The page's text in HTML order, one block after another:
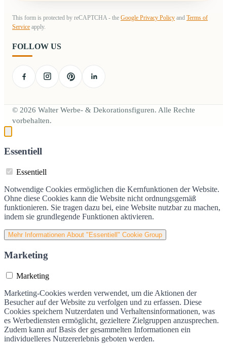
This form is protected by reCAPTCHA - the Google Privacy Policy and Terms of
Service apply.
FOLLOW US
© 2026 Walter Werbe- & Dekorationsfiguren. Alle Rechte
vorbehalten.
Essentiell
Essentiell
Notwendige Cookies ermöglichen die Kernfunktionen der Website.
Ohne diese Cookies kann die Website nicht ordnungsgemäß
funktionieren. Sie tragen dazu bei, eine Website nutzbar zu machen,
indem sie grundlegende Funktionen aktivieren.
Mehr Informationen About "Essentiell" Cookie Group
Marketing
Marketing
Marketing-Cookies werden verwendet, um die Aktionen der
Besucher auf der Website zu verfolgen und zu erfassen. Diese
Cookies speichern Nutzerdaten und Verhaltensinformationen, was
es Werbediensten ermöglicht, gezieltere Zielgruppen anzusprechen.
Zudem kann auf Basis der gesammelten Informationen ein
individuelleres Nutzererlebnis geboten werden.